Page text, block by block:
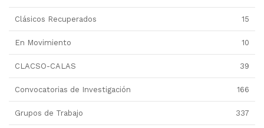
Clásicos Recuperados 15
En Movimiento 10
CLACSO-CALAS 39
Convocatorias de Investigación 166
Grupos de Trabajo 337